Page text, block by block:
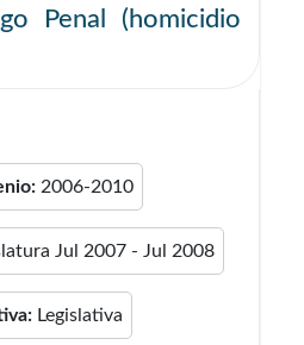
Penal (homicidio
2006-2010
Jul 2007 - Jul 2008
Legislativa